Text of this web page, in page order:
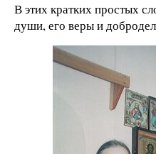
В этих кратких простых
души, его веры и